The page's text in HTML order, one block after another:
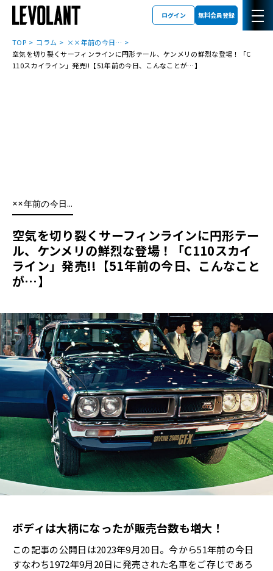
ログイン 無料会員登録
TOP コラム
××年前の今日…
空気を切り裂くサーフィンラインに円形テール、ケンメリの鮮烈な登場！「C
110スカイライン」発売!!【51年前の今日、こんなことが…】
××年前の今日…
空気を切り裂くサーフィンラインに円形テー
ル、ケンメリの鮮烈な登場！「C110スカイ
ライン」発売!!【51年前の今日、こんなこと
が…】
ボディは大柄になったが販売台数も増大！
この記事の公開日は2023年9月20日。今から51年前の今日――
すなわち1972年9月20日に発売された名車をご存じであろ